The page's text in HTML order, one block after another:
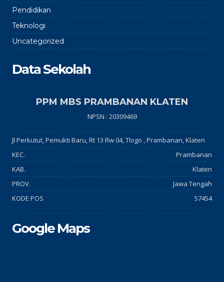
Pendidikan
Teknologi
Uncategorized
Data Sekolah
PPM MBS PRAMBANAN KLATEN
NPSN : 20309469
Jl Perkutut, Pemukti Baru, Rt 13 Rw 04, Tlogo , Prambanan, Klaten
KEC.
Prambanan
KAB.
Klaten
PROV.
Jawa Tengah
KODE POS
57454
Google Maps